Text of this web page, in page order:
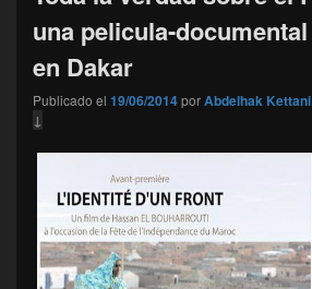
una pelicula-
en Dakar
Publicado el 19/06/2014porAbdelhak Kettani
↓